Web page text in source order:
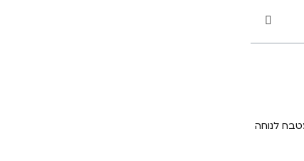
לנוחה